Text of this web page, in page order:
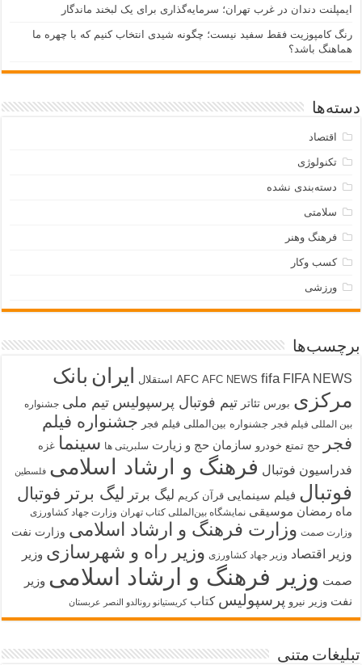
ایمپلنت دندان در غرب تهران؛ سرمایه‌گذاری برای یک لبخند ماندگار
رنگ کامپوزیت فقط سفید نیست؛ چگونه شیدی انتخاب کنیم که با چهره ما
هماهنگ باشد؟
دسته‌ها
اقتصاد
تکنولوژی
دسته‌بندی نشده
سلامتی
فرهنگ وهنر
کسب وکار
ورزشی
برچسب‌ها
AFC AFC NEWS fifa FIFA NEWS استقلال ایران بانک
مرکزی بورس تئاتر تیم فوتبال پرسپولیس تیم ملی جشنواره
بین المللی فیلم فجر جشنواره بین‌المللی فیلم فجر جشنواره فیلم
فجر
حج تمتع خودرو سازمان حج و زیارت سلبریتی ها سینما غزه
فدراسیون فوتبال فرهنگ و ارشاد اسلامی فلسطین
فوتبال فیلم سینمایی قرآن کریم لیگ برتر لیگ برتر فوتبال
ماه رمضان موسیقی نمایشگاه بین‌المللی کتاب تهران وزارت جهاد کشاورزی
وزارت صمت وزارت فرهنگ و ارشاد اسلامی وزارت نفت
وزیر اقتصاد وزیر جهاد کشاورزی وزیر راه و شهرسازی وزیر
صمت وزیر فرهنگ و ارشاد اسلامی وزیر
نفت وزیر نیرو پرسپولیس کتاب کریستیانو رونالدو النصر عربستان
تبلیغات متنی